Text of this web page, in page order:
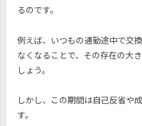
るのです。
例えば、いつもの通勤途中で交
なくなることで、その存在の大
しょう。
しかし、この期間は自己反省や
す。